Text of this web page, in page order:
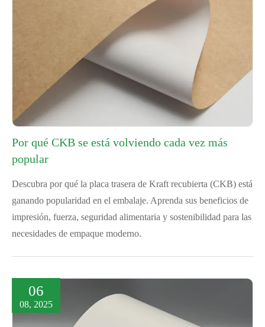
Por qué CKB se está volviendo cada vez más
popular
Descubra por qué la placa trasera de Kraft recubierta (CKB) está
ganando popularidad en el embalaje. Aprenda sus beneficios de
impresión, fuerza, seguridad alimentaria y sostenibilidad para las
necesidades de empaque moderno.
06
08, 2025